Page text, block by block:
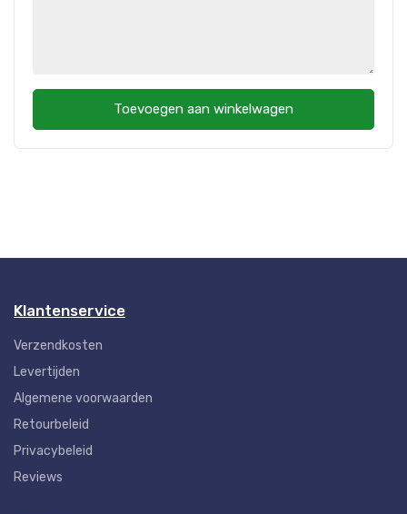
Toevoegen aan winkelwagen
Klantenservice
Verzendkosten
Levertijden
Algemene voorwaarden
Retourbeleid
Privacybeleid
Reviews